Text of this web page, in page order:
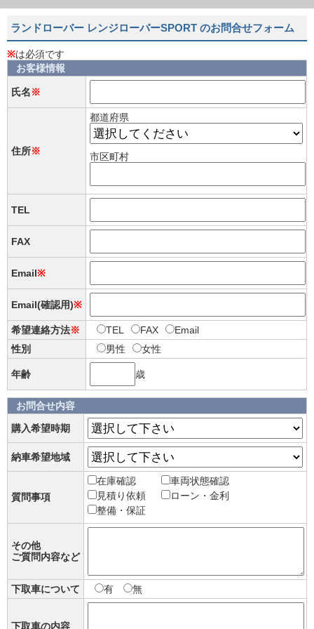
ランドローバー レンジローバーSPORT のお問合せフォーム
※は必須です
お客様情報
氏名※
住所※
都道府県
市区町村
TEL
FAX
Email※
Email(確認用)※
希望連絡方法※ TEL FAX
Email
性別
男性 女性
年齢 歳
お問合せ内容
購入希望時期
納車希望地域
質問事項
在庫確認
車両状態確認
見積り依頼
ローン・金利
整備・保証
その他
ご質問内容など
下取車について 有 無
下取車の内容